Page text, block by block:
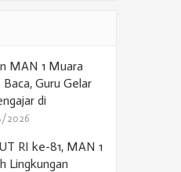
MAN 1 Muara
Guru Gelar
di
2026
RI ke-81, MAN 1
Lingkungan